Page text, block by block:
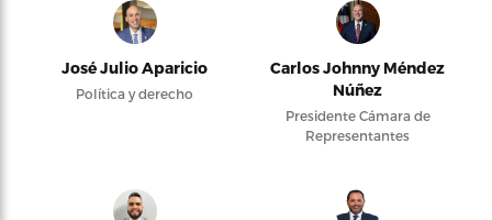
José Julio Aparicio
Política y derecho
Carlos Johnny Méndez
Núñez
Presidente Cámara de
Representantes